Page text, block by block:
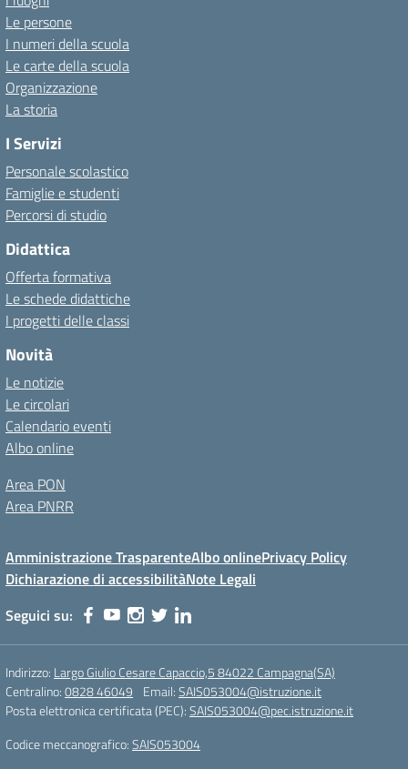
Le persone
I numeri della scuola
Le carte della scuola
Organizzazione
La storia
I Servizi
Personale scolastico
Famiglie e studenti
Percorsi di studio
Didattica
Offerta formativa
Le schede didattiche
I progetti delle classi
Novità
Le notizie
Le circolari
Calendario eventi
Albo online
Area PON
Area PNRR
Amministrazione TrasparenteAlbo onlinePrivacy Policy
Dichiarazione di accessibilitàNote Legali
Seguici su:
Indirizzo: Largo Giulio Cesare Capaccio,5 84022 Campagna(SA)
Centralino:0828 46049 Email:SAIS053004@istruzione.it
Posta elettronica certificata (PEC):SAIS053004@pec.istruzione.it
Codice meccanografico:SAIS053004